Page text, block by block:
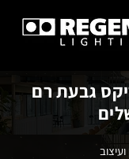
גבעת רם